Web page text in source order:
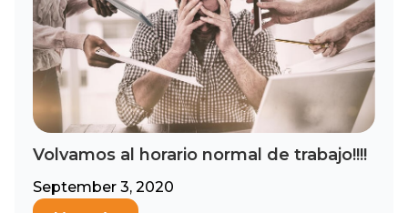
Volvamos al horario normal de trabajo!!!!
September 3, 2020